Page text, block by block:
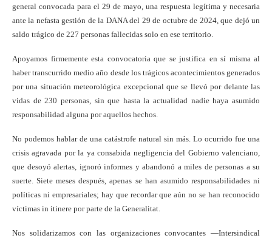
general convocada para el 29 de mayo, una respuesta legítima y necesaria
ante la nefasta gestión de la DANA del 29 de octubre de 2024, que dejó un
saldo trágico de 227 personas fallecidas solo en ese territorio.
Apoyamos firmemente esta convocatoria que se justifica en sí misma al
haber transcurrido medio año desde los trágicos acontecimientos generados
por una situación meteorológica excepcional que se llevó por delante las
vidas de 230 personas, sin que hasta la actualidad nadie haya asumido
responsabilidad alguna por aquellos hechos.
No podemos hablar de una catástrofe natural sin más. Lo ocurrido fue una
crisis agravada por la ya consabida negligencia del Gobierno valenciano,
que desoyó alertas, ignoró informes y abandonó a miles de personas a su
suerte. Siete meses después, apenas se han asumido responsabilidades ni
políticas ni empresariales; hay que recordar que aún no se han reconocido
víctimas in itinere por parte de la Generalitat.
Nos solidarizamos con las organizaciones convocantes —Intersindical